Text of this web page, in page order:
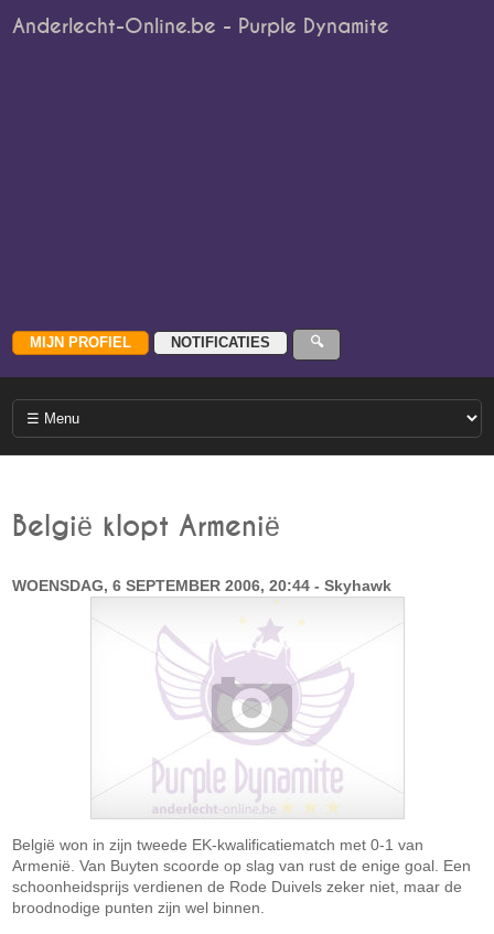
Anderlecht-Online.be - Purple Dynamite
België klopt Armenië
WOENSDAG, 6 SEPTEMBER 2006, 20:44 - Skyhawk
België won in zijn tweede EK-kwalificatiematch met 0-1 van
Armenië. Van Buyten scoorde op slag van rust de enige goal. Een
schoonheidsprijs verdienen de Rode Duivels zeker niet, maar de
broodnodige punten zijn wel binnen.